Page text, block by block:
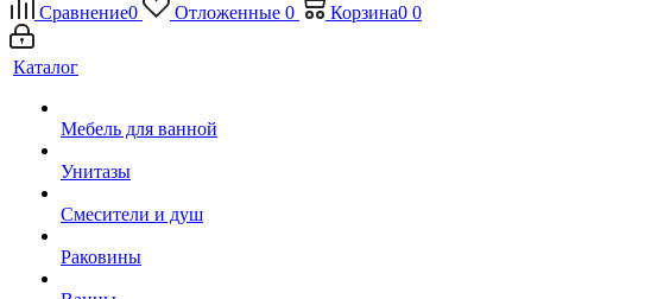
Сравнение0 Отложенные 0 Корзина0 0
Каталог
Мебель для ванной
Унитазы
Смесители и душ
Раковины